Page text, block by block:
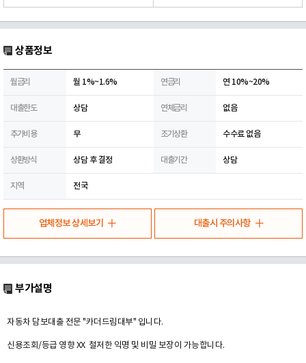
상품정보
월금리 월 1%~1.6% 연금리 연 10%~20%
대출한도 상담 연체금리 없음
추가비용 무 조기상환 수수료 없음
상환방식 상담 후 결정 대출기간 상담
지역 전국
업체정보 상세보기 대출시 주의사항
부가설명
자동차 담보대출 전문 "카더드림대부" 입니다.
신용조회/등급 영향 XX 철저한 익명 및 비밀 보장이 가능합니다.